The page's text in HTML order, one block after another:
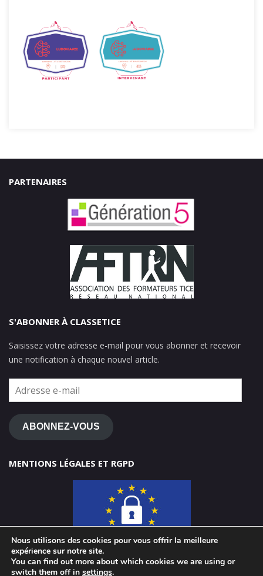
PARTENAIRES
S'ABONNER À CLASSETICE
Saisissez votre adresse e-mail pour vous abonner et recevoir
une notification à chaque nouvel article.
Adresse
mail
ABONNEZ-VOUS
MENTIONS LÉGALES ET RGPD
Nous utilisons des cookies pour vous offrir la meilleure
expérience sur notre site.
You can find out more about which cookies we are using or
switch them off in settings.